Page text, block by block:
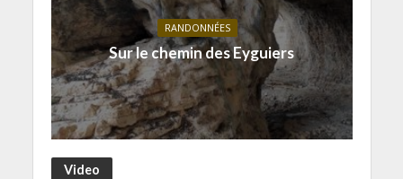
RANDONNÉES
Sur le chemin des Eyguiers
Video